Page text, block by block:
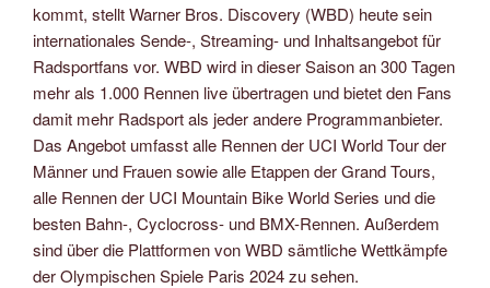
kommt, stellt Warner Bros. Discovery (WBD) heute sein
internationales Sende-, Streaming- und Inhaltsangebot für
Radsportfans vor. WBD wird in dieser Saison an 300 Tagen
mehr als 1.000 Rennen live übertragen und bietet den Fans
damit mehr Radsport als jeder andere Programmanbieter.
Das Angebot umfasst alle Rennen der UCI World Tour der
Männer und Frauen sowie alle Etappen der Grand Tours,
alle Rennen der UCI Mountain Bike World Series und die
besten Bahn-, Cyclocross- und BMX-Rennen. Außerdem
sind über die Plattformen von WBD sämtliche Wettkämpfe
der Olympischen Spiele Paris 2024 zu sehen.